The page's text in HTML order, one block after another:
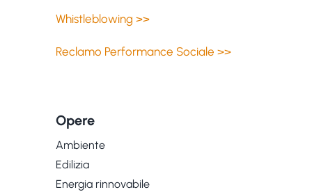
Whistleblowing >>
Reclamo Performance Sociale >>
Opere
Ambiente
Edilizia
Energia rinnovabile